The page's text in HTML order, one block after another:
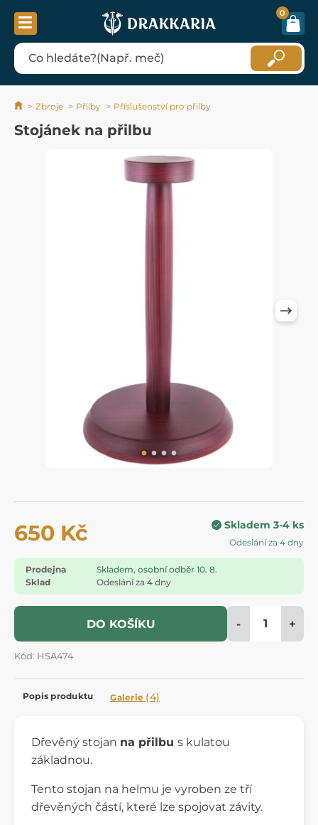
0
Zbroje Přilby Příslušenství pro přilby
Stojánek na přilbu
650 Kč Skladem 3-4 ks
Odeslání za 4 dny
Prodejna
Skladem, osobní odběr 10. 8.
Sklad
Odeslání za 4 dny
DO KOŠÍKU - +
Kód: HSA474
Popis produktu Galerie (4)
Dřevěný stojan na přilbu s kulatou
základnou.
Tento stojan na helmu je vyroben ze tří
dřevěných částí, které lze spojovat závity.